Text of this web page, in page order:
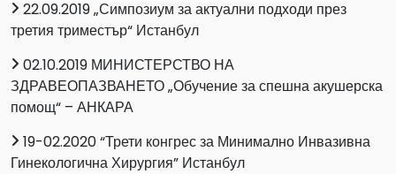
22.09.2019 „Симпозиум за актуални подходи през
третия триместър“ Истанбул
02.10.2019 МИНИСТЕРСТВО НА
ЗДРАВЕОПАЗВАНЕТО „Обучение за спешна акушерска
помощ“ – АНКАРА
19-02.2020 “Трети конгрес за Минимално Инвазивна
Гинекологична Хирургия” Истанбул